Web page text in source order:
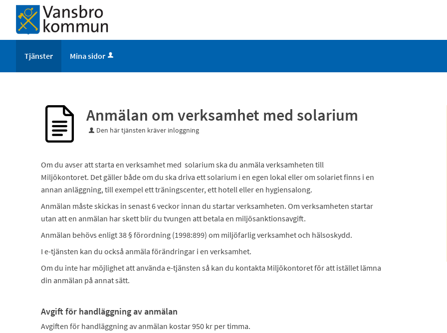
Tjänster Mina sidor
Anmälan om verksamhet med solarium
Den här tjänsten kräver inloggning
Om du avser att starta en verksamhet med solarium ska du anmäla verksamheten till
Miljökontoret. Det gäller både om du ska driva ett solarium i en egen lokal eller om solariet finns i en
annan anläggning, till exempel ett träningscenter, ett hotell eller en hygiensalong.
Anmälan måste skickas in senast 6 veckor innan du startar verksamheten. Om verksamheten startar
utan att en anmälan har skett blir du tvungen att betala en miljösanktionsavgift.
Anmälan behövs enligt 38 § förordning (1998:899) om miljöfarlig verksamhet och hälsoskydd.
I e-tjänsten kan du också anmäla förändringar i en verksamhet.
Om du inte har möjlighet att använda e-tjänsten så kan du kontakta Miljökontoret för att istället lämna
din anmälan på annat sätt.
Avgift för handläggning av anmälan
Avgiften för handläggning av anmälan kostar 950 kr per timma.